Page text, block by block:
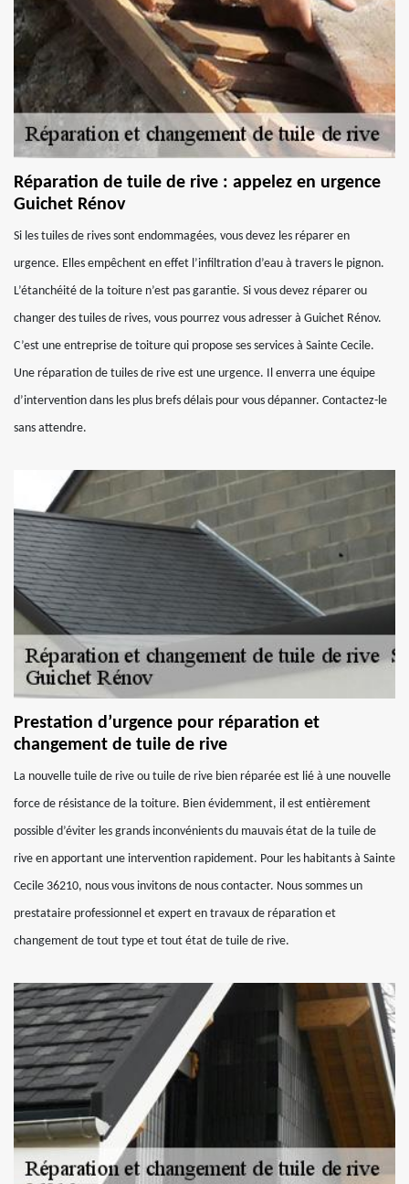
Réparation de tuile de rive : appelez en urgence
Guichet Rénov
Si les tuiles de rives sont endommagées, vous devez les réparer en
urgence. Elles empêchent en effet l’infiltration d’eau à travers le pignon.
L’étanchéité de la toiture n’est pas garantie. Si vous devez réparer ou
changer des tuiles de rives, vous pourrez vous adresser à Guichet Rénov.
C’est une entreprise de toiture qui propose ses services à Sainte Cecile.
Une réparation de tuiles de rive est une urgence. Il enverra une équipe
d’intervention dans les plus brefs délais pour vous dépanner. Contactez-le
sans attendre.
Prestation d’urgence pour réparation et
changement de tuile de rive
La nouvelle tuile de rive ou tuile de rive bien réparée est lié à une nouvelle
force de résistance de la toiture. Bien évidemment, il est entièrement
possible d’éviter les grands inconvénients du mauvais état de la tuile de
rive en apportant une intervention rapidement. Pour les habitants à Sainte
Cecile 36210, nous vous invitons de nous contacter. Nous sommes un
prestataire professionnel et expert en travaux de réparation et
changement de tout type et tout état de tuile de rive.